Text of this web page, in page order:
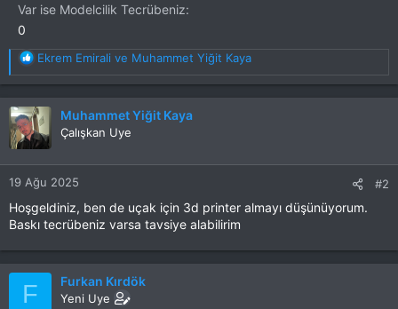
Var ise Modelcilik Tecrübeniz
0
T
e
p
k
i
l
e
r
:
Ekrem Emirali ve Muhammet Yiğit Kaya
Muhammet Yiğit Kaya
Çalışkan Uye
19 Ağu 2025 #2
Hoşgeldiniz, ben de uçak için 3d printer almayı düşünüyorum.
Baskı tecrübeniz varsa tavsiye alabilirim
F Furkan Kırdök
Yeni Uye